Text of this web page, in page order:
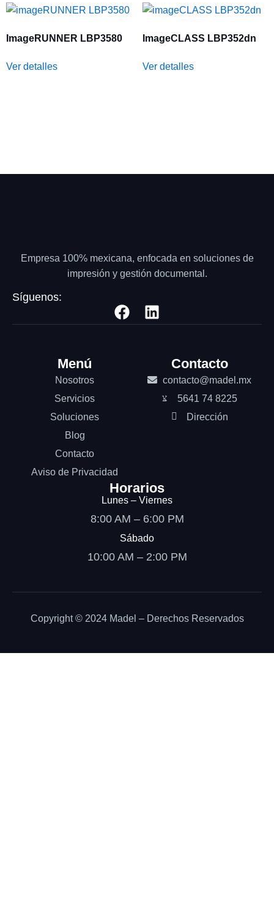
ImageRUNNER LBP3580
Ver detalles
ImageCLASS LBP352dn
Ver detalles
Empresa 100% mexicana, enfocada en soluciones de
impresión y gestión documental.
Síguenos:
Menú
Nosotros
Servicios
Soluciones
Blog
Contacto
Aviso de Privacidad
Contacto
contacto@madel.mx
5641 74 8225
Dirección
Horarios
Lunes – Viernes
8:00 AM – 6:00 PM
Sábado
10:00 AM – 2:00 PM
Copyright © 2024 Madel – Derechos Reservados